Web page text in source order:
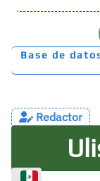
Base de
Redactor